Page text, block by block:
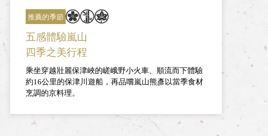
推薦的季節
五感體驗嵐山
四季之美行程
乘坐穿越壯麗保津峽的嵯峨野小火車、順流而下體驗
約16公里的保津川遊船，再品嚐嵐山熊彥以當季食材
烹調的京料理。